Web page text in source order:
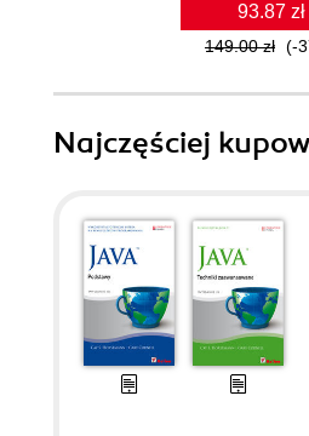
93.87 zł
149.00 zł (-
Najczęściej